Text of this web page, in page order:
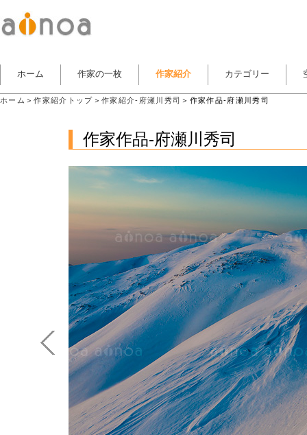
ホーム 作家の一枚 作家紹介 カテゴリー
ホーム ＞作家紹介トップ ＞作家紹介-府瀬川秀司 ＞作家作品-府瀬川秀司
作家作品-府瀬川秀司